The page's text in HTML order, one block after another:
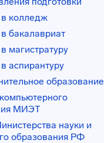
колледж
бакалавриат
магистратуру
аспирантуру
образование
МИЭТ
науки и
образования РФ